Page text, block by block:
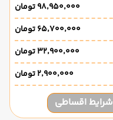
۹۸٬۹۵۰٬۰۰۰ تومان
۶۵٬۷۰۰٬۰۰۰ تومان
۳۲٬۹۰۰٬۰۰۰ تومان
۲٬۹۰۰٬۰۰۰ تومان
شرایط اقساطی